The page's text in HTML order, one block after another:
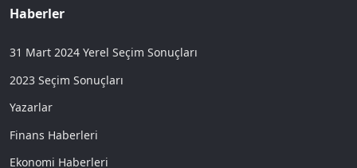
Haberler
31 Mart 2024 Yerel Seçim Sonuçları
2023 Seçim Sonuçları
Yazarlar
Finans Haberleri
Ekonomi Haberleri